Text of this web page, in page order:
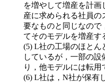
を増やして増産を計
産に求められる社員
要なものと同じなので
てそのモデルを増産す
L社の工場のほとん
しているが，一部の
り，他モデルには転用
L社は，N社が保有